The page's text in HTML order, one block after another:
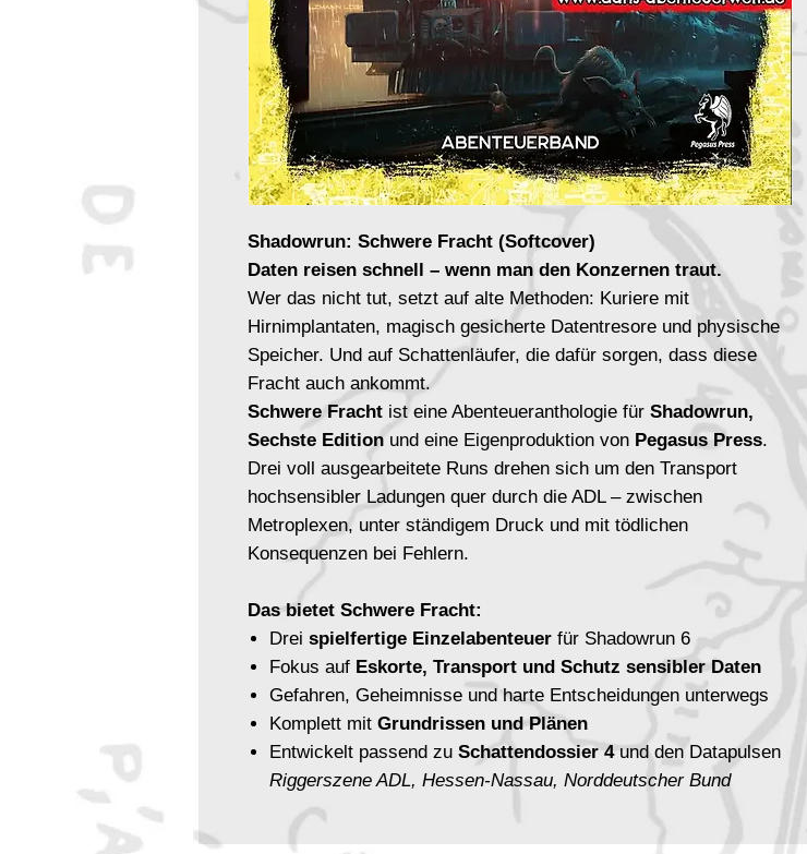
Shadowrun: Schwere Fracht (Softcover)
Daten reisen schnell – wenn man den Konzernen traut.
Wer das nicht tut, setzt auf alte Methoden: Kuriere mit
Hirnimplantaten, magisch gesicherte Datentresore und physische
Speicher. Und auf Schattenläufer, die dafür sorgen, dass diese
Fracht auch ankommt.
Schwere Fracht ist eine Abenteueranthologie für Shadowrun,
Sechste Edition und eine Eigenproduktion von Pegasus Press.
Drei voll ausgearbeitete Runs drehen sich um den Transport
hochsensibler Ladungen quer durch die ADL – zwischen
Metroplexen, unter ständigem Druck und mit tödlichen
Konsequenzen bei Fehlern.
Das bietet Schwere Fracht:
Drei spielfertige Einzelabenteuer für Shadowrun 6
Fokus auf Eskorte, Transport und Schutz sensibler Daten
Gefahren, Geheimnisse und harte Entscheidungen unterwegs
Komplett mit Grundrissen und Plänen
Entwickelt passend zu Schattendossier 4und den Datapulsen
Riggerszene ADL, Hessen-Nassau, Norddeutscher Bund
Auchohne Zusatzmaterial vollständig spielbar